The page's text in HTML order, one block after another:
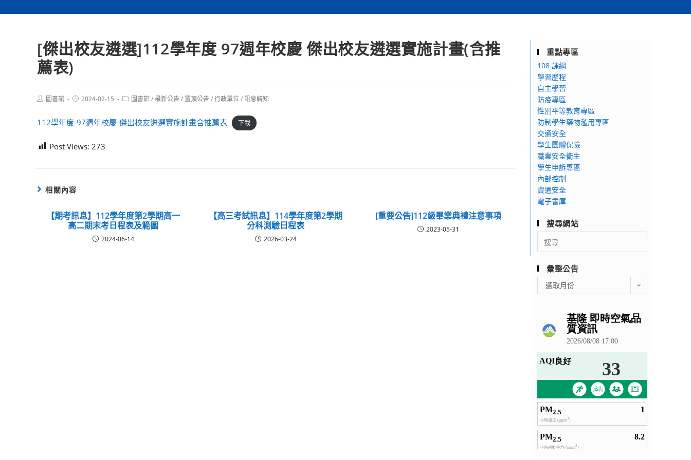
[傑出校友遴選]112學年度 97週年校慶 傑出校友遴選實施計畫(含推
薦表)
Post圖書館
Post2024-02-15
Post圖書館/最新公告/ 置頂公告/行政單位/訊息轉知
112學年度-97週年校慶-傑出校友遴選實施計畫含推薦表 下載
Post Views: 273
相關內容
【期考訊息】112學年度第2學期高一
高二期末考日程表及範圍
2024-06-14
【高三考試訊息】114學年度第2學期
分科測驗日程表
2026-03-24
[重要公告]112級畢業典禮注意事項
2023-05-31
重點專區
108 課綱
學習歷程
自主學習
防疫專區
性別平等教育專區
防制學生藥物濫用專區
交通安全
學生團體保險
職業安全衛生
學生申訴專區
內部控制
資通安全
電子書庫
搜尋網站
Search
for:
彙整公告
整
選取月份